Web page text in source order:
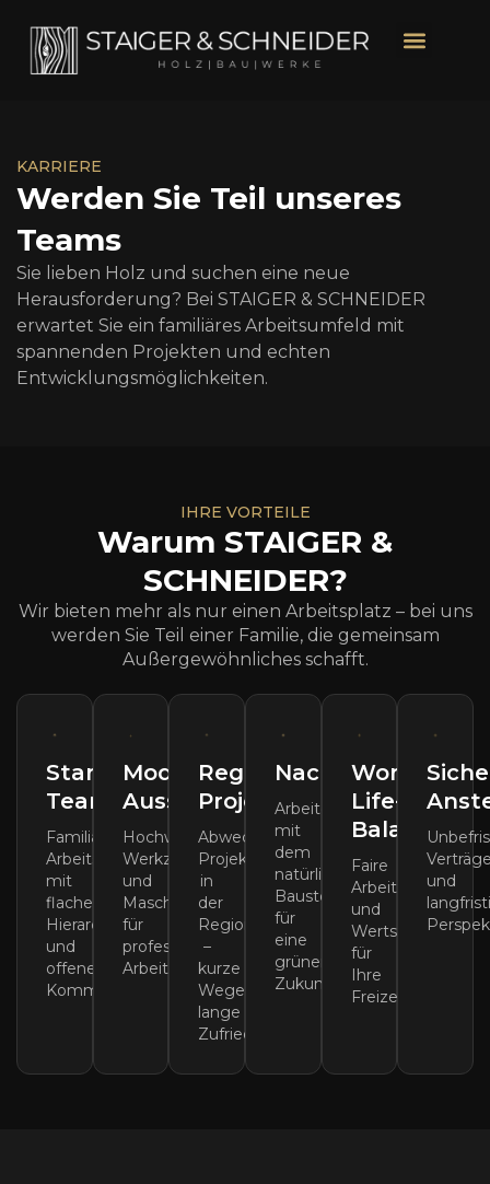
KARRIERE
Werden Sie Teil unseres
Teams
Sie lieben Holz und suchen eine neue
Herausforderung? Bei STAIGER & SCHNEIDER
erwartet Sie ein familiäres Arbeitsumfeld mit
spannenden Projekten und echten
Entwicklungsmöglichkeiten.
IHRE VORTEILE
Warum STAIGER &
SCHNEIDER?
Wir bieten mehr als nur einen Arbeitsplatz – bei uns
werden Sie Teil einer Familie, die gemeinsam
Außergewöhnliches schafft.
Starkes
Team
Familiäres
Arbeitsumfeld
mit
flachen
Hierarchien
und
offener
Kommunikation.
Moderne
Ausstattung
Hochwertige
Werkzeuge
und
Maschinen
für
professionelles
Arbeiten.
Regionale
Projekte
Abwechslungsreiche
Projekte
in
der
Region
–
kurze
Wege,
lange
Zufriedenheit.
Nachhaltigkeit
Arbeiten
mit
dem
natürlichsten
Baustoff
für
eine
grünere
Zukunft.
Work-
Life-
Balance
Faire
Arbeitszeiten
und
Wertschätzung
für
Ihre
Freizeit.
und